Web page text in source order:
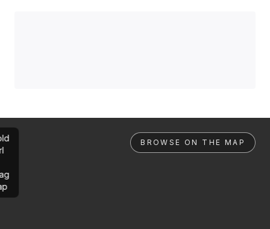
BROWSE ON THE MAP